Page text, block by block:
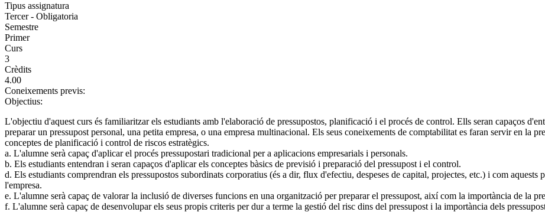
Tipus assignatura
Tercer - Obligatoria
Semestre
Primer
Curs
3
Crèdits
4.00
Coneixements previs:
Objectius:
L'objectiu d'aquest curs és familiaritzar els estudiants amb l'elaboració de pressupostos, planificació i el procés de control. Ells seran capaços
preparar un pressupost personal, una petita empresa, o una empresa multinacional. Els seus coneixements de comptabilitat es faran servir en la
conceptes de planificació i control de riscos estratègics.
a. L'alumne serà capaç d'aplicar el procés pressupostari tradicional per a aplicacions empresarials i personals.
b. Els estudiants entendran i seran capaços d'aplicar els conceptes bàsics de previsió i preparació del pressupost i el control.
d. Els estudiants comprendran els pressupostos subordinats corporatius (és a dir, flux d'efectiu, despeses de capital, projectes, etc.) i com aquests
l'empresa.
e. L'alumne serà capaç de valorar la inclusió de diverses funcions en una organització per preparar el pressupost, així com la importància de la
f. L'alumne serà capaç de desenvolupar els seus propis criteris per dur a terme la gestió del risc dins del pressupost i la importància dels